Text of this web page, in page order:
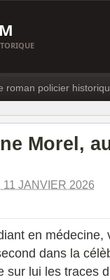
roman policier
Morel,
JANVIER 2026
en médecine,
dans la
sur lui les traces